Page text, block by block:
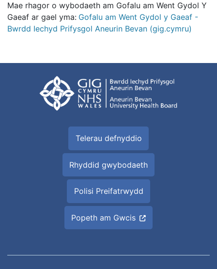
Mae rhagor o wybodaeth am Gofalu am Went Gydol Y
Gaeaf ar gael yma: Gofalu am Went Gydol y Gaeaf -
Bwrdd Iechyd Prifysgol Aneurin Bevan (gig.cymru)
Telerau defnyddio
Rhyddid gwybodaeth
Polisi Preifatrwydd
Popeth am Gwcis